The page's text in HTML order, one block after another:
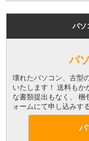
パソ
パ
壊れたパソコン、古型
いたします！ 送料もか
な書類提出もなく、 梱
ォームにて申し込みす
パ